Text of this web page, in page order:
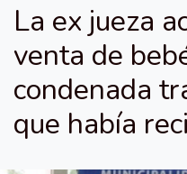
La ex jueza
venta de
condenada
que había